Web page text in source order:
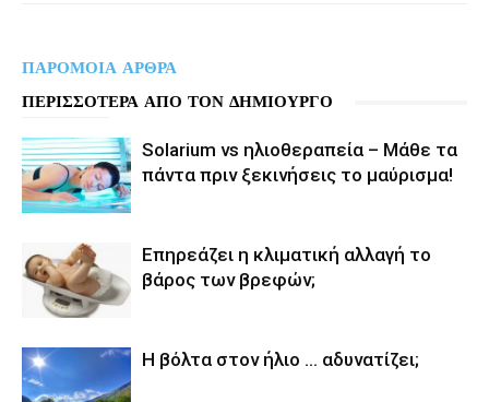
ΠΑΡΟΜΟΙΑ ΑΡΘΡΑ
ΠΕΡΙΣΣΟΤΕΡΑ ΑΠΟ ΤΟΝ ΔΗΜΙΟΥΡΓΟ
Solarium vs ηλιοθεραπεία – Μάθε τα
πάντα πριν ξεκινήσεις το μαύρισμα!
Επηρεάζει η κλιματική αλλαγή το
βάρος των βρεφών;
Η βόλτα στον ήλιο … αδυνατίζει;